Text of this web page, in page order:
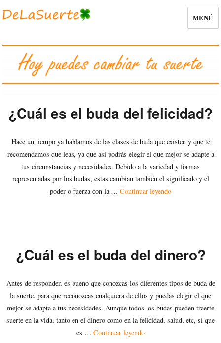
MENÚ
Blog
¿Cuál es el buda del felicidad?
Hace un tiempo ya hablamos de las clases de buda que existen y que te
recomendamos que leas, ya que así podrás elegir el que mejor se adapte a
tus circunstancias y necesidades. Debido a la variedad y formas
representadas por los budas, estas cambian también el significado y el
poder o fuerza con la … Continuar leyendo«¿Cuál es el
¿Cuál es el buda del dinero?
Antes de responder, es bueno que conozcas los diferentes tipos de buda de
la suerte, para que reconozcas cualquiera de ellos y puedas elegir el que
mejor se adapta a tus necesidades. Aunque todos los budas pueden traerte
suerte en la vida, tanto en el dinero como en la felicidad, salud, etc, sí que
es … Continuar leyendo«¿Cuál es el buda del